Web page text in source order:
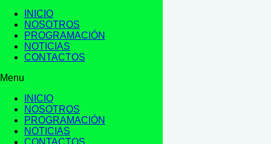
INICIO
NOSOTROS
PROGRAMACIÓN
NOTICIAS
CONTACTOS
Menu
INICIO
NOSOTROS
PROGRAMACIÓN
NOTICIAS
CONTACTOS